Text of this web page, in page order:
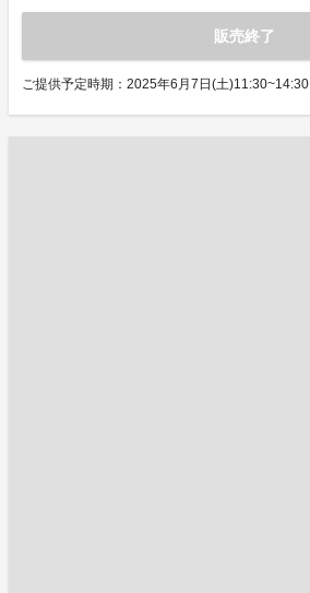
販売終了
ご提供予定時期：2025年6月7日(土)11:30~14:30